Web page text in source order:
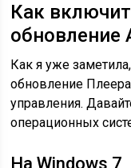
Как
обновление
Как я уже
обновление
управления.
операционных
На Windows 7